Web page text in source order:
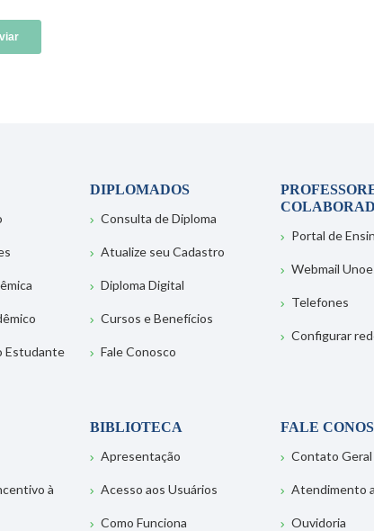
Estudante
DIPLOMADOS
Consulta de Diploma
Atualize seu Cadastro
Diploma Digital
Cursos e Benefícios
Fale Conosco
Portal de
Webmail
Telefones
Configurar
à
BIBLIOTECA
Apresentação
Acesso aos Usuários
Como Funciona
FALE
Contato Geral
Atendimento
Ouvidoria